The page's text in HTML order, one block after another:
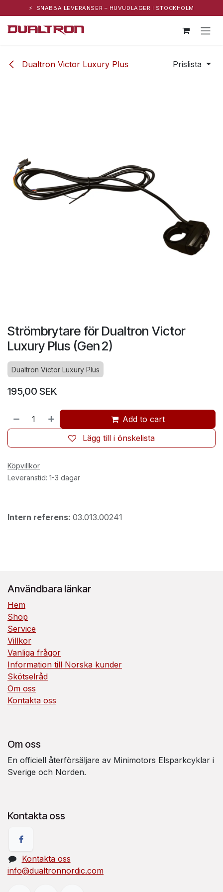
⚡ SNABBA LEVERANSER – HUVUDLAGER I STOCKHOLM
Dualtron Victor Luxury Plus Prislista
Strömbrytare för Dualtron Victor
Luxury Plus (Gen 2)
Dualtron Victor Luxury Plus
195,00 SEK
Add to cart
Lägg till i önskelista
Köpvillkor
Leveranstid: 1-3 dagar
Intern referens: 03.013.00241
Användbara länkar
Hem
Shop
Service
Villkor
Vanliga frågor
Information till Norska kunder
Skötselråd
Om oss
Kontakta oss
Om oss
En officiell återförsäljare av Minimotors Elsparkcyklar i
Sverige och Norden.
Kontakta oss
Kontakta oss
info@dualtronnordic.com